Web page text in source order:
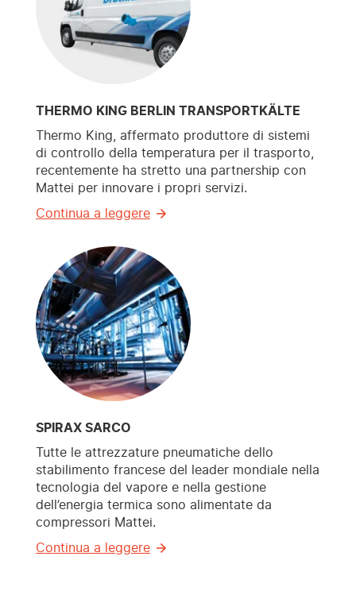
THERMO KING BERLIN TRANSPORTKÄLTE
Thermo King, affermato produttore di sistemi
di controllo della temperatura per il trasporto,
recentemente ha stretto una partnership con
Mattei per innovare i propri servizi.
Continua a leggere
SPIRAX SARCO
Tutte le attrezzature pneumatiche dello
stabilimento francese del leader mondiale nella
tecnologia del vapore e nella gestione
dell’energia termica sono alimentate da
compressori Mattei.
Continua a leggere